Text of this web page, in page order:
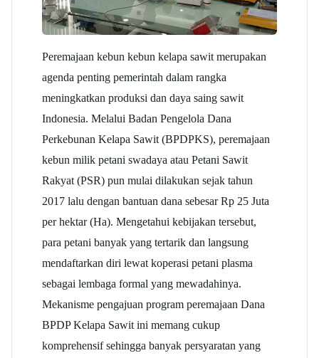
Peremajaan kebun kebun kelapa sawit merupakan
agenda penting pemerintah dalam rangka
meningkatkan produksi dan daya saing sawit
Indonesia. Melalui Badan Pengelola Dana
Perkebunan Kelapa Sawit (BPDPKS), peremajaan
kebun milik petani swadaya atau Petani Sawit
Rakyat (PSR) pun mulai dilakukan sejak tahun
2017 lalu dengan bantuan dana sebesar Rp 25 Juta
per hektar (Ha). Mengetahui kebijakan tersebut,
para petani banyak yang tertarik dan langsung
mendaftarkan diri lewat koperasi petani plasma
sebagai lembaga formal yang mewadahinya.
Mekanisme pengajuan program peremajaan Dana
BPDP Kelapa Sawit ini memang cukup
komprehensif sehingga banyak persyaratan yang